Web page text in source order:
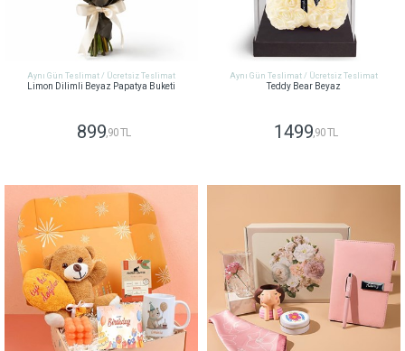
Aynı Gün Teslimat / Ücretsiz Teslimat
Limon Dilimli Beyaz Papatya Buketi
899,90 TL
Aynı Gün Teslimat / Ücretsiz Teslimat
Teddy Bear Beyaz
1499,90 TL